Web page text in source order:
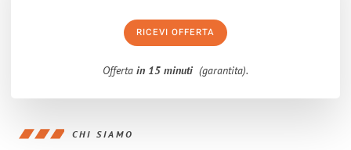
RICEVI OFFERTA
Offerta in 15 minuti (garantita).
CHI SIAMO